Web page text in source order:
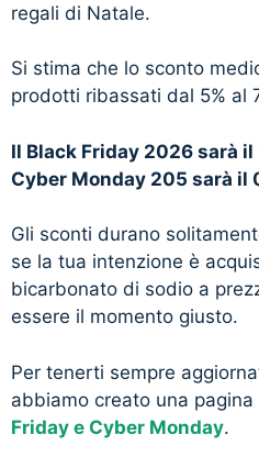
regali di Natale.
Si stima che lo sconto
prodotti ribassati dal 5% al
Il Black Friday 2026 sarà
Cyber Monday 205 sarà il
Gli sconti durano
se la tua intenzione è
bicarbonato di sodio a
essere il momento giusto.
Per tenerti sempre
abbiamo creato una pagina
Friday e Cyber Monday.